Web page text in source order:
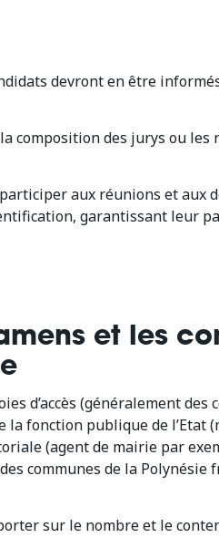
devront en être
composition des jurys ou
aux réunions et aux
garantissant leur
et les
d’accès (généralement des
la fonction publique de l’Etat
(agent de mairie par
communes de la Polynésie
sur le nombre et le